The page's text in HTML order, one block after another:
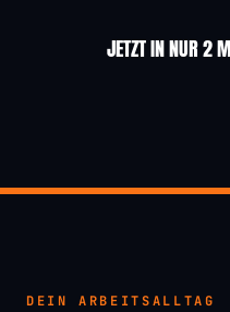
JETZT IN NUR 2
DEIN ARBEITSALLTAG